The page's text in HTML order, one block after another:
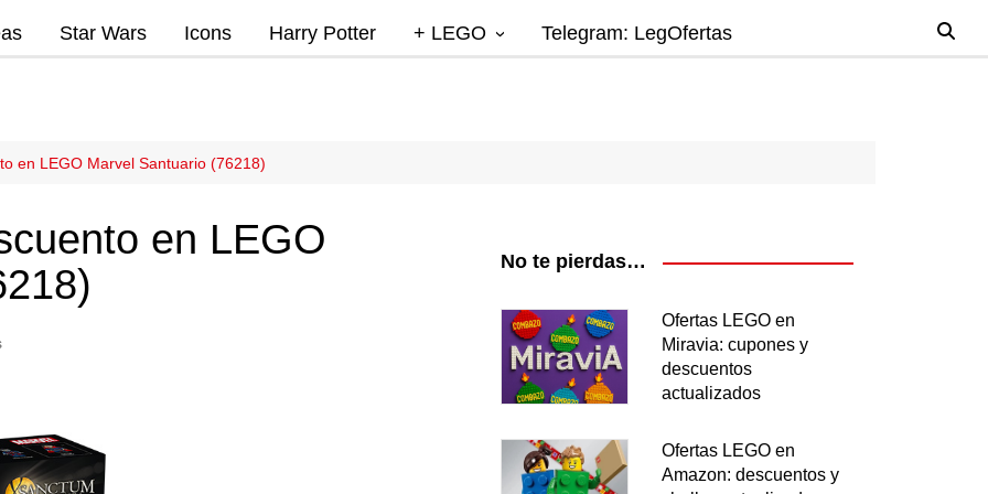
Star Wars Icons Harry Potter + LEGO
Promociones
Telegram: LegOfertas
en LEGO Marvel Santuario (76218)
en LEGO
No te pierdas…
Ofertas LEGO en
Miravia: cupones y
descuentos
actualizados
Ofertas LEGO en
Amazon: descuentos y